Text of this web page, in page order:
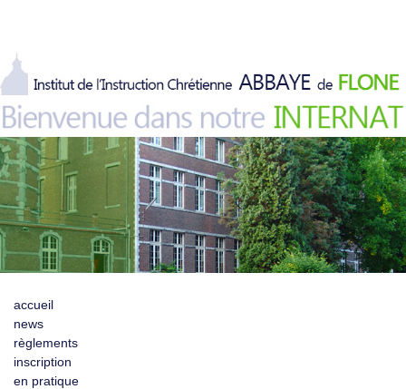
accueil
news
règlements
inscription
en pratique